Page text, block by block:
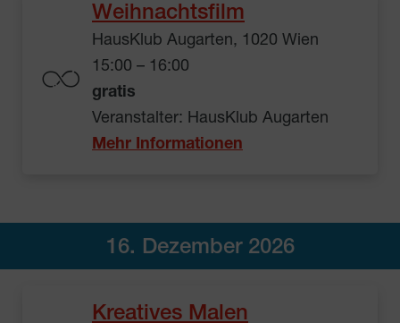
Weihnachtsfilm
HausKlub Augarten, 1020 Wien
15:00 – 16:00
gratis
Veranstalter: HausKlub Augarten
Mehr Informationen
16. Dezember 2026
Kreatives Malen